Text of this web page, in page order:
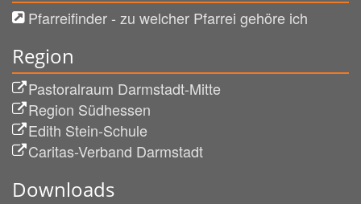
Pfarreifinder - zu welcher Pfarrei gehöre ich
Region
Pastoralraum Darmstadt-Mitte
Region Südhessen
Edith Stein-Schule
Caritas-Verband Darmstadt
Downloads